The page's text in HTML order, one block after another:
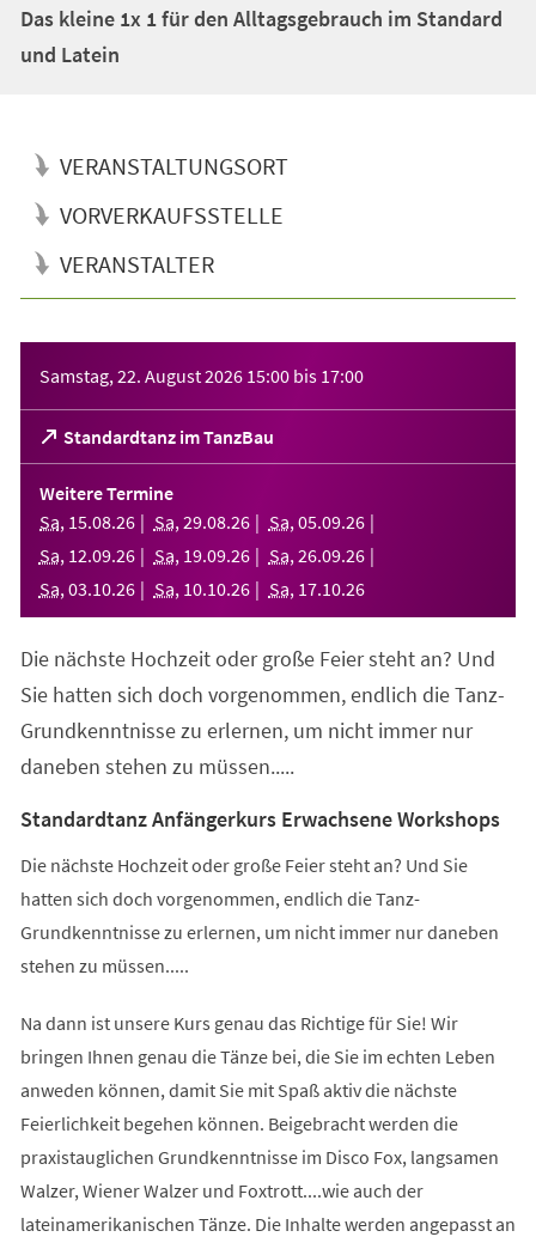
Das kleine 1x 1 für den Alltagsgebrauch im Standard
und Latein
VERANSTALTUNGSORT
VORVERKAUFSSTELLE
VERANSTALTER
Samstag, 22. August 2026 15:00 bis 17:00
Standardtanz im TanzBau
(Öffnet
in
einem
neuen
Tab)
Weitere Termine
Sa, 15.08.26 Sa, 29.08.26 Sa, 05.09.26
Sa, 12.09.26 Sa, 19.09.26 Sa, 26.09.26
Sa, 03.10.26 Sa, 10.10.26 Sa, 17.10.26
Die nächste Hochzeit oder große Feier steht an? Und
Sie hatten sich doch vorgenommen, endlich die Tanz-
Grundkenntnisse zu erlernen, um nicht immer nur
daneben stehen zu müssen.....
Standardtanz Anfängerkurs Erwachsene Workshops
Die nächste Hochzeit oder große Feier steht an? Und Sie
hatten sich doch vorgenommen, endlich die Tanz-
Grundkenntnisse zu erlernen, um nicht immer nur daneben
stehen zu müssen.....
Na dann ist unsere Kurs genau das Richtige für Sie! Wir
bringen Ihnen genau die Tänze bei, die Sie im echten Leben
anweden können, damit Sie mit Spaß aktiv die nächste
Feierlichkeit begehen können. Beigebracht werden die
praxistauglichen Grundkenntnisse im Disco Fox, langsamen
Walzer, Wiener Walzer und Foxtrott....wie auch der
lateinamerikanischen Tänze. Die Inhalte werden angepasst an